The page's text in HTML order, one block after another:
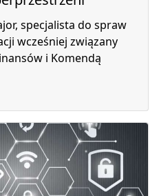
specjalista do spraw
wcześniej związany
i Komendą